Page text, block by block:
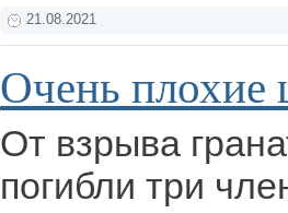
21.08.2021
Очень плохие
От взрыва
погибли три